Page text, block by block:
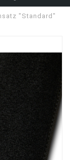
"Standard"